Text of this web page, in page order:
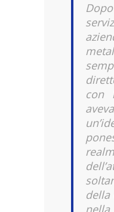
con
della